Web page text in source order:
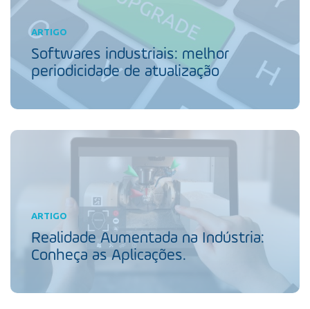
ARTIGO
Softwares industriais: melhor
periodicidade de atualização
ARTIGO
Realidade Aumentada na Indústria:
Conheça as Aplicações.